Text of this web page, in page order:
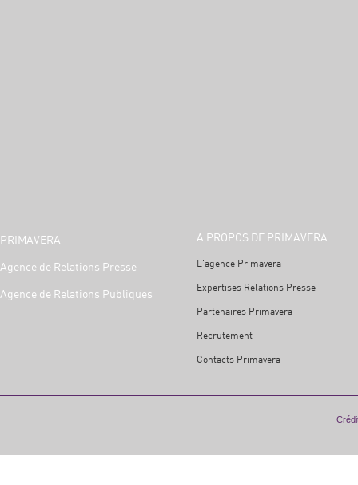
PRIMAVERA
Agence de Relations Presse
Agence de Relations Publiques
A PROPOS DE PRIMAVERA
L'agence Primavera
Expertises Relations Presse
Partenaires Primavera
Recrutement
Contacts Primavera